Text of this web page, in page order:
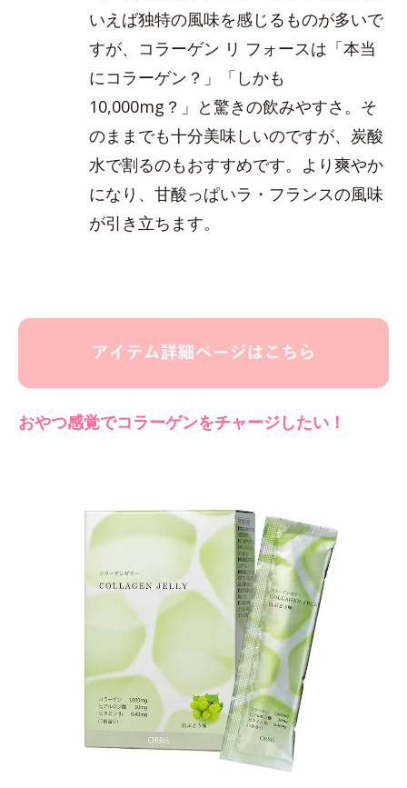
いえば独特の風味を感じるものが多いで
すが、コラーゲン リ フォースは「本当
にコラーゲン？」「しかも
10,000mg？」と驚きの飲みやすさ。そ
のままでも十分美味しいのですが、炭酸
水で割るのもおすすめです。より爽やか
になり、甘酸っぱいラ・フランスの風味
が引き立ちます。
おやつ感覚でコラーゲンをチャージしたい！